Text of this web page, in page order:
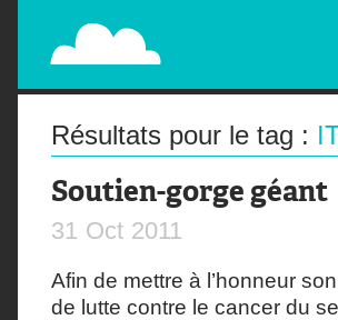
PAPERPLANE
STREET, AMBIENT, GUÉRILLA MARKETING
Résultats pour le tag :
Soutien-gorge géant
31 Oct 2011
Afin de mettre à l’honneur
de lutte contre le cancer du